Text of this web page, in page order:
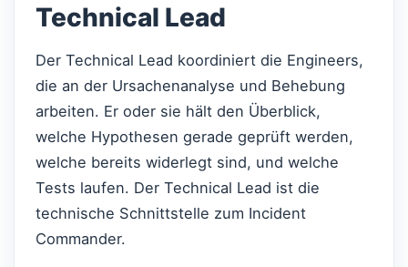
Technical Lead
Der Technical Lead koordiniert die Engineers,
die an der Ursachenanalyse und Behebung
arbeiten. Er oder sie hält den Überblick,
welche Hypothesen gerade geprüft werden,
welche bereits widerlegt sind, und welche
Tests laufen. Der Technical Lead ist die
technische Schnittstelle zum Incident
Commander.